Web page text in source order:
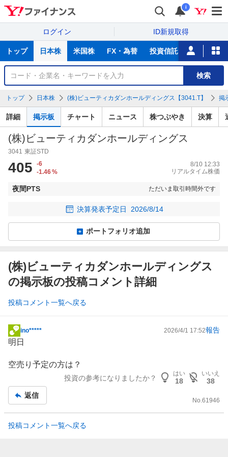
i
ログイン ID新規取得
サ
トップ 日本株 米国株 FX・為替 投資信託 ニュース
銘
検
索
検索
トップ 日本株 (株)ビューティカダンホールディングス【3041.T】 掲
詳細 掲示板 チャート ニュース 株つぶやき 決算
(株)ビューティカダンホールディングス
3041 東証STD
405
-6
-1.46%
8/10 12:33
リアルタイム株価
夜間PTS ただいま取引時間外です
決算発表予定日 2026/8/14
ポートフォリオ追加
(株)ビューティカダンホールディングス
の掲示板の投稿コメント詳細
投稿コメント一覧へ戻る
掲
示
記
ino***** 2026/4/1 17:52報告
明日
空売り予定の方は？
投資の参考になりましたか？
はい
18
いいえ
38
返信
No.61946
投稿コメント一覧へ戻る